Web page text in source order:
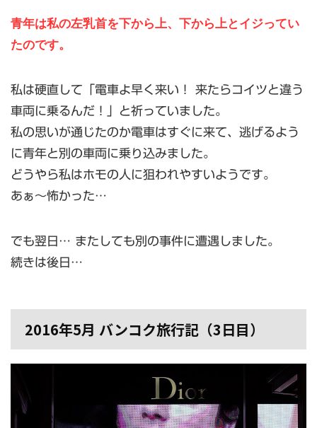
青年は私の左乳首を下から上、下から上とイジってい
たのです。
私は硬直して「電車よ早く来い！ 来たらコイツと違う
車両に乗るんだ！」と祈っていました。
私の思いが通じたのか電車はすぐに来て、逃げるよう
に青年と別の車両に乗り込みました。
どうやら私はホモの人に狙われやすいようです。
あぁ～怖かった…
でも翌日… またしても別の事件に遭遇しました。
続きは後日…
2016年5月 バンコク旅行記（3日目）